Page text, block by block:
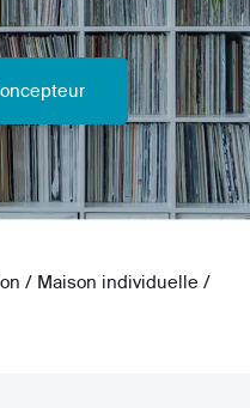
/ Maison individuelle /